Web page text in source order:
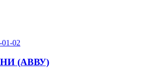
01-02
(АВВУ)